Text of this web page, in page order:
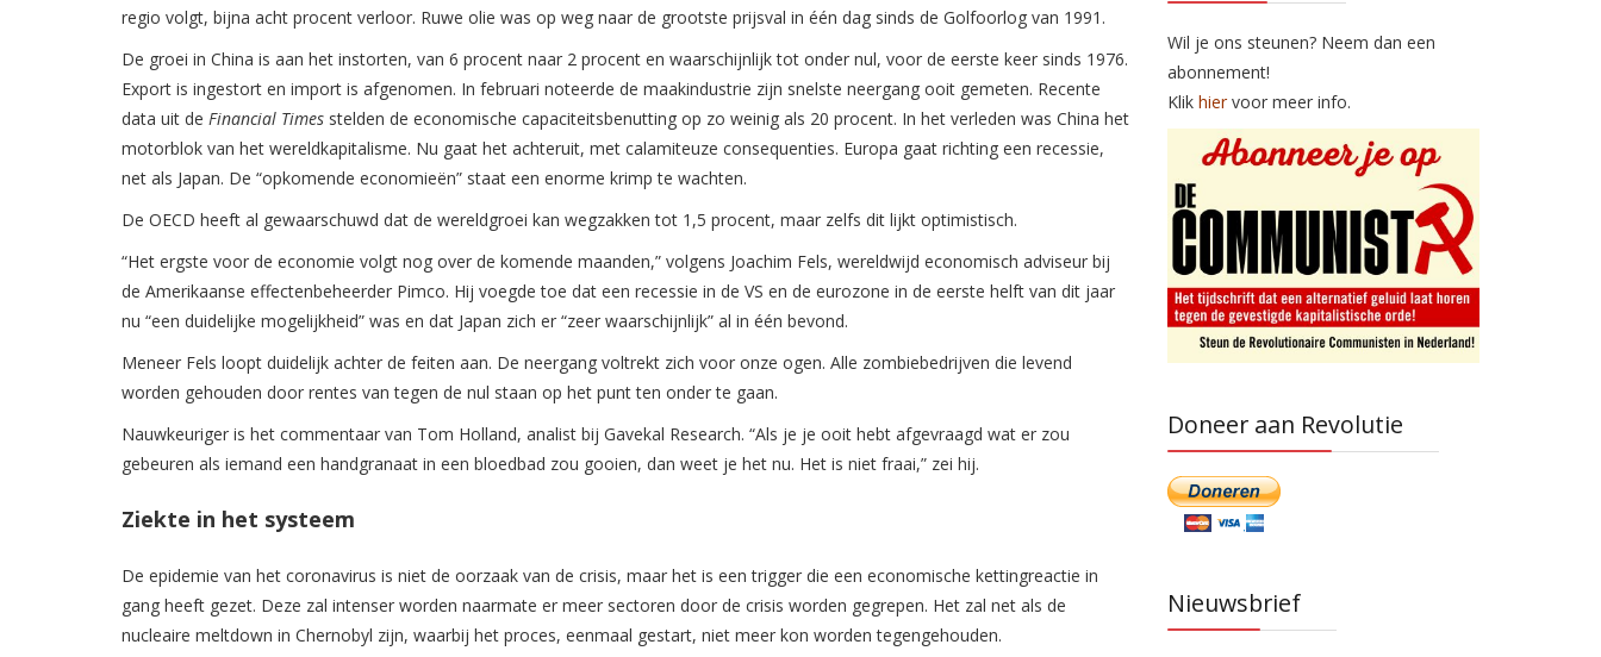
regio volgt, bijna acht procent verloor. Ruwe olie was op weg naar de grootste prijsval in één dag sinds de Golfoorlog van 1991.
De groei in China is aan het instorten, van 6 procent naar 2 procent en waarschijnlijk tot onder nul, voor de eerste keer sinds 1976.
Export is ingestort en import is afgenomen. In februari noteerde de maakindustrie zijn snelste neergang ooit gemeten. Recente
data uit de Financial Times stelden de economische capaciteitsbenutting op zo weinig als 20 procent. In het verleden was China het
motorblok van het wereldkapitalisme. Nu gaat het achteruit, met calamiteuze consequenties. Europa gaat richting een recessie,
net als Japan. De “opkomende economieën” staat een enorme krimp te wachten.
De OECD heeft al gewaarschuwd dat de wereldgroei kan wegzakken tot 1,5 procent, maar zelfs dit lijkt optimistisch.
“Het ergste voor de economie volgt nog over de komende maanden,” volgens Joachim Fels, wereldwijd economisch adviseur bij
de Amerikaanse effectenbeheerder Pimco. Hij voegde toe dat een recessie in de VS en de eurozone in de eerste helft van dit jaar
nu “een duidelijke mogelijkheid” was en dat Japan zich er “zeer waarschijnlijk” al in één bevond.
Meneer Fels loopt duidelijk achter de feiten aan. De neergang voltrekt zich voor onze ogen. Alle zombiebedrijven die levend
worden gehouden door rentes van tegen de nul staan op het punt ten onder te gaan.
Nauwkeuriger is het commentaar van Tom Holland, analist bij Gavekal Research. “Als je je ooit hebt afgevraagd wat er zou
gebeuren als iemand een handgranaat in een bloedbad zou gooien, dan weet je het nu. Het is niet fraai,” zei hij.
Ziekte in het systeem
De epidemie van het coronavirus is niet de oorzaak van de crisis, maar het is een trigger die een economische kettingreactie in
gang heeft gezet. Deze zal intenser worden naarmate er meer sectoren door de crisis worden gegrepen. Het zal net als de
nucleaire meltdown in Chernobyl zijn, waarbij het proces, eenmaal gestart, niet meer kon worden tegengehouden.
Wil je ons steunen? Neem dan een
abonnement!
Klik hiervoor meer info.
Doneer aan Revolutie
Nieuwsbrief